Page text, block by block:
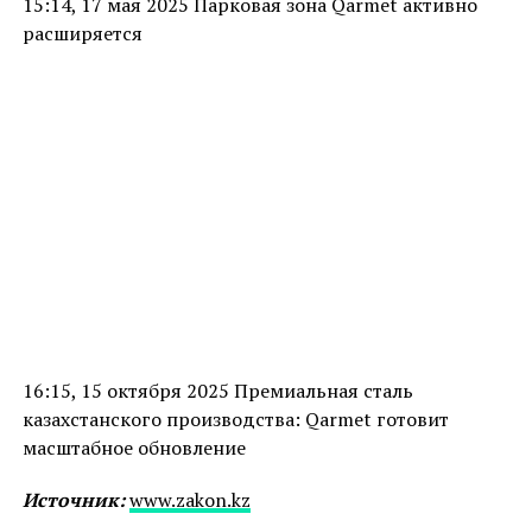
расширяется
16:15, 15 октября 2025 Премиальная сталь
казахстанского производства: Qarmet готовит
масштабное обновление
Источник:www.zakon.kz